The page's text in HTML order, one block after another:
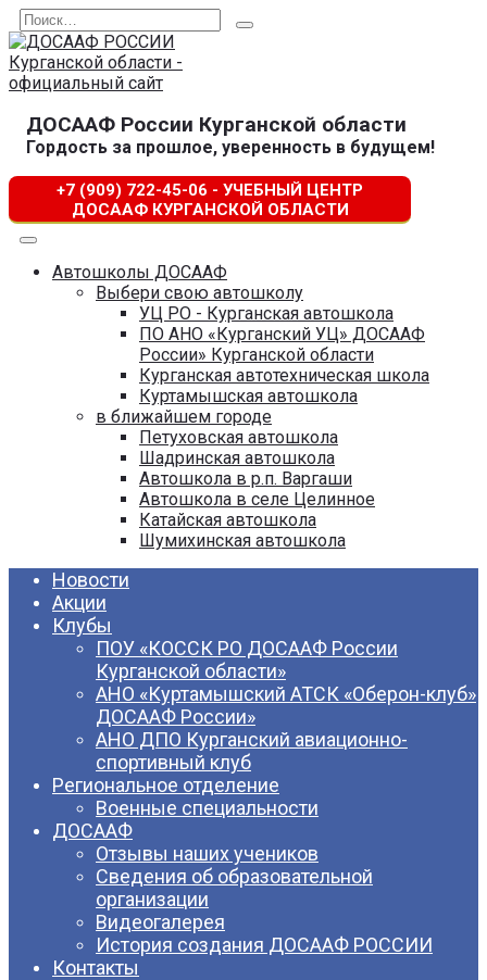
Перейти
к
содержанию
Search
for:
ДОСААФ России Курганской области
Гордость за прошлое, уверенность в будущем!
+7 (909) 722-45-06 - УЧЕБНЫЙ ЦЕНТР
ДОСААФ КУРГАНСКОЙ ОБЛАСТИ
Автошколы ДОСААФ
Выбери свою автошколу
УЦ РО - Курганская автошкола
ПО АНО «Курганский УЦ» ДОСААФ
России» Курганской области
Курганская автотехническая школа
Куртамышская автошкола
в ближайшем городе
Петуховская автошкола
Шадринская автошкола
Автошкола в р.п. Варгаши
Автошкола в селе Целинное
Катайская автошкола
Шумихинская автошкола
Новости
Акции
Клубы
ПОУ «КОССК РО ДОСААФ России
Курганской области»
АНО «Куртамышский АТСК «Оберон-клуб»
ДОСААФ России»
АНО ДПО Курганский авиационно-
спортивный клуб
Региональное отделение
Военные специальности
ДОСААФ
Отзывы наших учеников
Сведения об образовательной
организации
Видеогалерея
История создания ДОСААФ РОССИИ
Контакты